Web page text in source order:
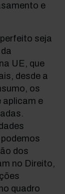
e
seja
UE, que
desde a
os
aplicam e
dos
no Direito,
quadro